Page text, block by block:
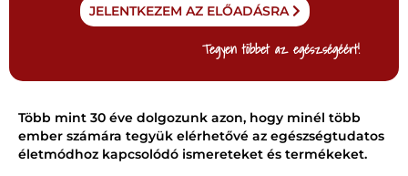
Tegyen többet az egészségéért!
JELENTKEZEM AZ ELŐADÁSRA
Több mint 30 éve dolgozunk azon, hogy minél több
ember számára tegyük elérhetővé az egészségtudatos
életmódhoz kapcsolódó ismereteket és termékeket.